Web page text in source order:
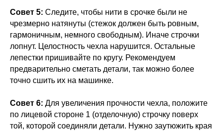
Совет 5: Следите, чтобы нити в срочке были не
чрезмерно натянуты (стежок должен быть ровным,
гармоничным, немного свободным). Иначе строчки
лопнут. Целостность чехла нарушится. Остальные
лепестки пришивайте по кругу. Рекомендуем
предварительно сметать детали, так можно более
точно сшить их на машинке.
Совет 6: Для увеличения прочности чехла, положите
по лицевой стороне 1 (отделочную) строчку поверх
той, которой соединяли детали. Нужно заутюжить края